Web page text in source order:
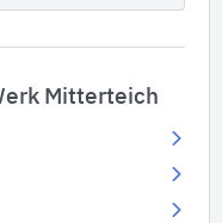
Mitterteich